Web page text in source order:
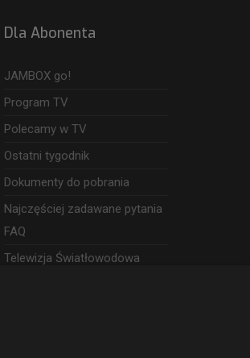
Dla Abonenta
JAMBOX go!
Program TV
Polecamy w TV
Ostatni tygodnik
Dokumenty do pobrania
Najczęściej zadawane pytania
FAQ
Telewizja Światłowodowa